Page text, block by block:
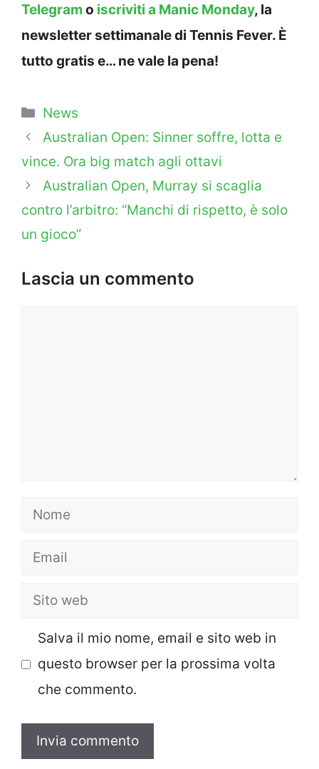
Telegramo iscriviti a Manic Monday, la
newsletter settimanale di Tennis Fever. È
tutto gratis e… ne vale la pena!
Categorie
News
Australian Open: Sinner soffre, lotta e
vince. Ora big match agli ottavi
Australian Open, Murray si scaglia
contro l’arbitro: “Manchi di rispetto, è solo
un gioco”
Lascia un commento
Nome
Email
Sito
Salva il mio nome, email e sito web in
questo browser per la prossima volta
che commento.